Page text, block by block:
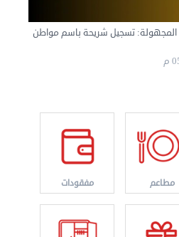
المجهولة: تسجيل شريحة باسم مواطن
مطاعم مفقودات